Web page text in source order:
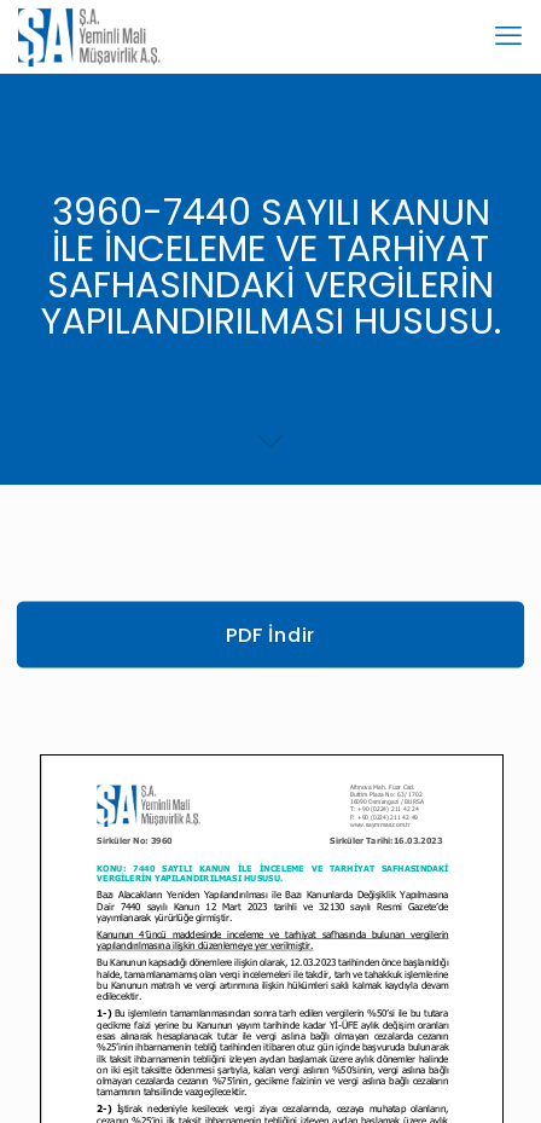
3960-7440 SAYILI KANUN
İLE İNCELEME VE TARHİYAT
SAFHASINDAKİ VERGİLERİN
YAPILANDIRILMASI HUSUSU.
PDF İndir